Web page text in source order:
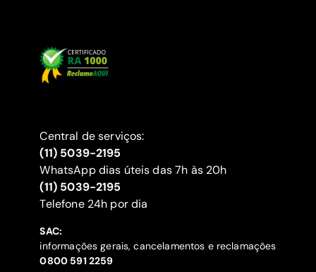
Central de serviços:
(11) 5039-2195
WhatsApp dias úteis das 7h às 20h
(11) 5039-2195
‍Telefone 24h por dia
SAC:
informações gerais, cancelamentos e reclamações
‍0800 591 2259